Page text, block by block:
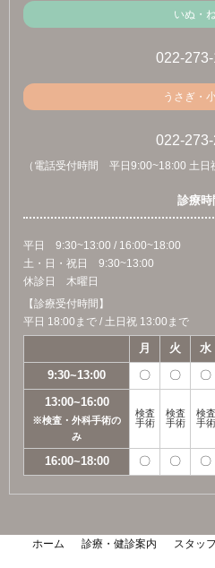
いぬ・
022-
うさぎ・
022-
（電話受付時間 平日9:00~18:00 土日
診療時
平日 9:30~13:00 / 16:00~18:00
土・日・祝日 9:30~13:00
休診日 木曜日
【診療受付時間】
平日 18:00まで / 土日祝 13:00まで
月 火 水
9:30~13:00 〇 〇 〇
13:00~16:00
※検査・外科手術の
み
検査
手術
検査
手術
検査
手術
16:00~18:00 〇 〇 〇
ホーム 診療・健診案内 スタッ